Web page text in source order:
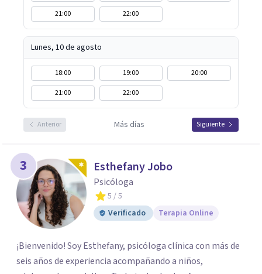
21:00
22:00
Lunes, 10 de agosto
18:00 19:00
20:00
21:00
22:00
Anterior Más días Siguiente
3 Esthefany Jobo
Psicóloga
5 / 5
Verificado
Terapia Online
¡Bienvenido! Soy Esthefany, psicóloga clínica con más de
seis años de experiencia acompañando a niños,